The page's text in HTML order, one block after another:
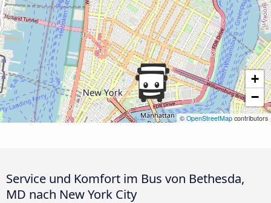
+
−
© OpenStreetMapcontributors
Service und Komfort im Bus von Bethesda,
MD nach New York City